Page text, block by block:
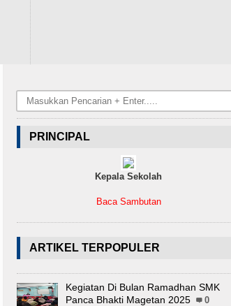
PRINCIPAL
Kepala Sekolah
Baca Sambutan
ARTIKEL TERPOPULER
Kegiatan Di Bulan Ramadhan SMK
Panca Bhakti Magetan 2025
0